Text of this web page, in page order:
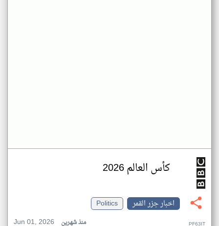
كأس العالم 2026
اخبار جزر القمر
Politics
Jun 01, 2026
منذ شهرين